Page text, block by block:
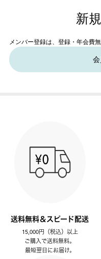
新
メンバー登録は、登録・年会費無
送料無料＆スピード配送
15,000円（税込）以上
ご購入で送料無料。
最短翌日にお届け。